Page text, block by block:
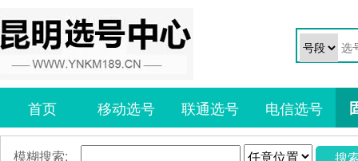
首页 移动选号 联通选号 电信选号
模糊搜索: